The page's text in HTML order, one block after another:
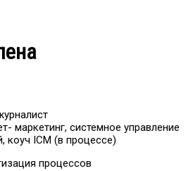
маркетинг, системное управление
коуч ICM (в процессе)
процессов